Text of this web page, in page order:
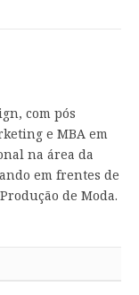
com pós
e MBA em
na área da
em frentes de
de Moda.